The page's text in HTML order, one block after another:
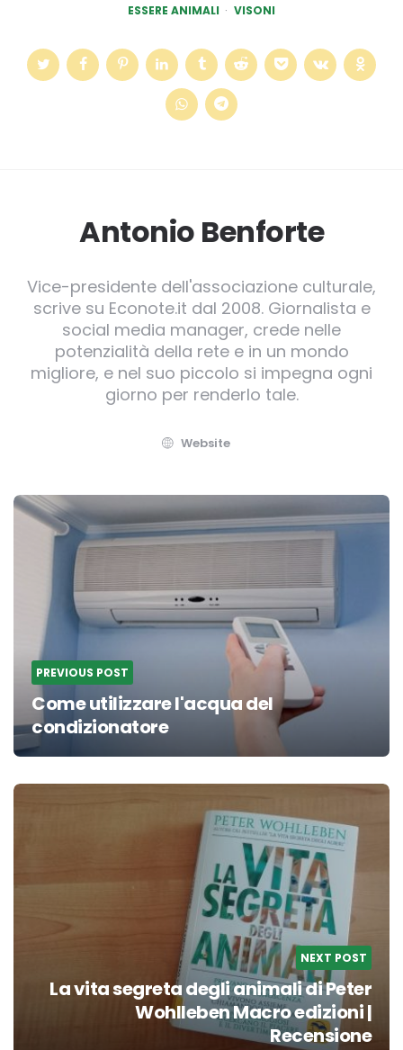
ESSERE ANIMALI VISONI
Antonio Benforte
Vice-presidente dell'associazione culturale,
scrive su Econote.it dal 2008. Giornalista e
social media manager, crede nelle
potenzialità della rete e in un mondo
migliore, e nel suo piccolo si impegna ogni
giorno per renderlo tale.
Website
Post
navigation
PREVIOUS POST
Come utilizzare l'acqua del
condizionatore
NEXT POST
La vita segreta degli animali di Peter
Wohlleben Macro edizioni |
Recensione